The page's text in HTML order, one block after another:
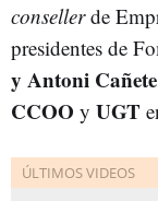
consellerde
presidentes de
y Antoni Cañete
CCOO y UGT